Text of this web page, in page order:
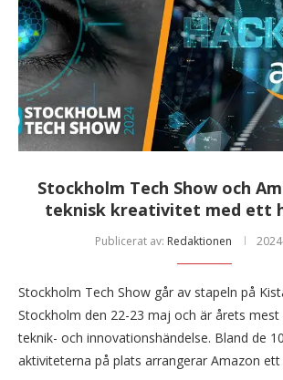
Stockholm Tech Show och
teknisk kreativitet med ett
Publicerat av: Redaktionen
Stockholm Tech Show går av stapeln på
Stockholm den 22-23 maj och är årets
teknik- och innovationshändelse. Bland de
aktiviteterna på plats arrangerar Amazon